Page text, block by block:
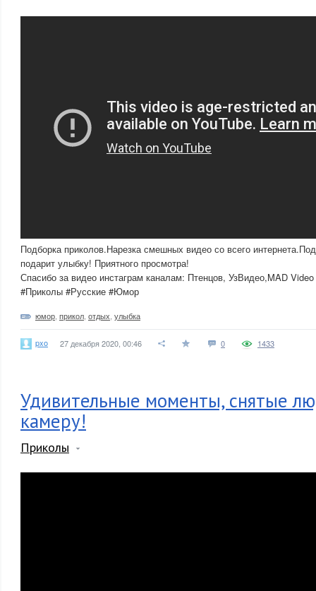
Подборка приколов.Нарезка смешных видео со всего
подарит улыбку! Приятного просмотра!
Спасибо за видео инстаграм каналам: Птенцов, УзВидео,MAD
#Приколы #Русские #Юмор
юмор прикол отдых улыбка
pxo 27 декабря 2020, 00:46 0 1433
Удивительные моменты, снятые
камеру!
Приколы